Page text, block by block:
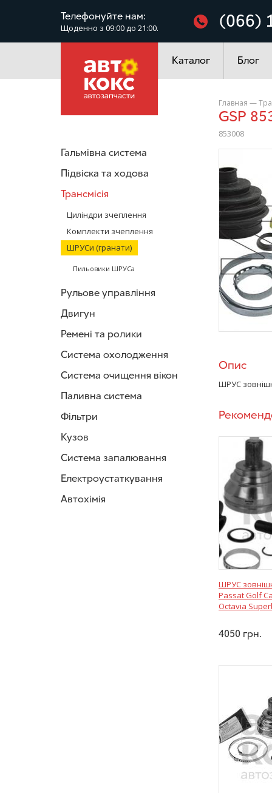
Телефонуйте нам:
Щоденно з 09:00 до 21:00. (066)
Каталог
Електроустаткування
Блог
Гальмівна система
Підвіска та ходова
Трансмісія
Циліндри зчеплення
Комплекти зчеплення
ШРУСи (гранати)
Пильовики ШРУСа
Рульове управління
Двигун
Ремені та ролики
Система охолодження
Система очищення вікон
Паливна система
Фільтри
Кузов
Система запалювання
Електроустаткування
Автохімія
Главная —
GSP
853008
Опис
ШРУС
ШРУС
Passat Golf
Octavia
4050 грн.